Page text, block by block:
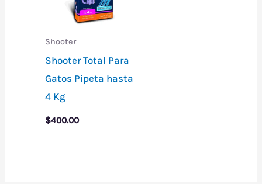
Shooter
Shooter Total Para
Gatos Pipeta hasta
4 Kg
$400.00